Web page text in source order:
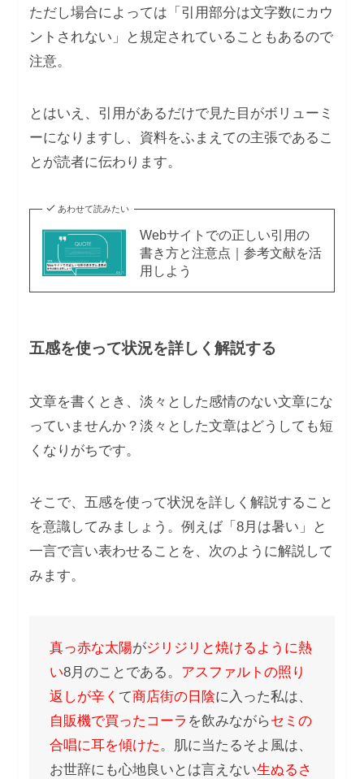
ただし場合によっては「引用部分は文字数にカウ
ントされない」と規定されていることもあるので
注意。
とはいえ、引用があるだけで見た目がボリューミ
ーになりますし、資料をふまえての主張であるこ
とが読者に伝わります。
あわせて読みたい
Webサイトでの正しい引用の
書き方と注意点｜参考文献を活
用しよう
五感を使って状況を詳しく解説する
文章を書くとき、淡々とした感情のない文章にな
っていませんか？淡々とした文章はどうしても短
くなりがちです。
そこで、五感を使って状況を詳しく解説すること
を意識してみましょう。例えば「8月は暑い」と
一言で言い表わせることを、次のように解説して
みます。
真っ赤な太陽がジリジリと焼けるように熱
い8月のことである。 アスファルトの照り
返しが辛く て商店街の日陰に入った私は、
自販機で買ったコーラ を飲みながらセミの
合唱に耳を傾けた。肌に当たるそよ風は、
お世辞にも心地良いとは言えない生ぬるさ